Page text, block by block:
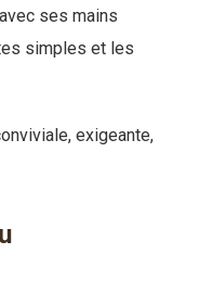
ses mains
simples et les
exigeante,